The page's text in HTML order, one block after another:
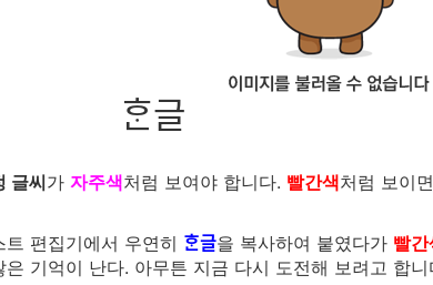
ᄒᆞᆫ글
글씨가 자주색처럼 보여야 합니다. 빨간색처럼 보이
트 편집기에서 우연히 ᄒᆞᆫ글을 복사하여 붙였다가 빨간
은 기억이 난다. 아무튼 지금 다시 도전해 보려고 합니